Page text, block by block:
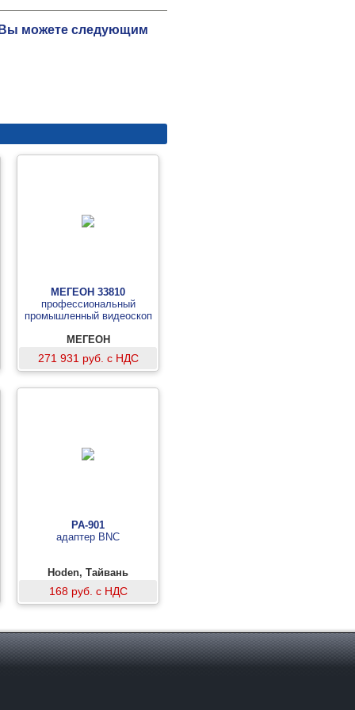
Вы можете следующим
МЕГЕОН 33810
профессиональный
промышленный видеоскоп
МЕГЕОН
271 931 руб. с НДС
PA-901
адаптер BNC
Hoden, Тайвань
168 руб. с НДС